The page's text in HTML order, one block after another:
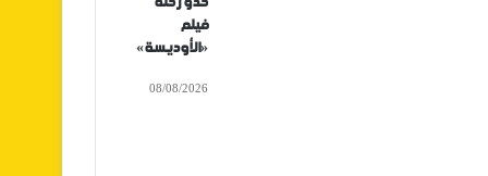
فيلم
«الأوديسة»
08/08/2026